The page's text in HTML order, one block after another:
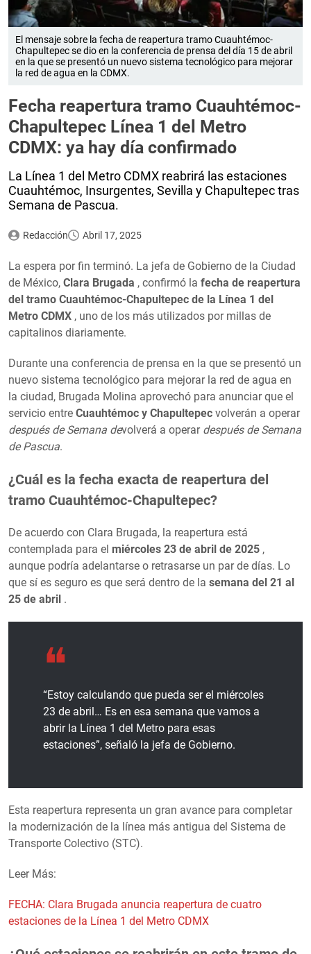
El mensaje sobre la fecha de reapertura tramo Cuauhtémoc-
Chapultepec se dio en la conferencia de prensa del día 15 de abril
en la que se presentó un nuevo sistema tecnológico para mejorar
la red de agua en la CDMX.
Fecha reapertura tramo Cuauhtémoc-
Chapultepec Línea 1 del Metro
CDMX: ya hay día confirmado
La Línea 1 del Metro CDMX reabrirá las estaciones
Cuauhtémoc, Insurgentes, Sevilla y Chapultepec tras
Semana de Pascua.
Redacción Abril 17, 2025
La espera por fin terminó. La jefa de Gobierno de la Ciudad
de México, Clara Brugada , confirmó la fecha de reapertura
del tramo Cuauhtémoc-Chapultepec de la Línea 1 del
Metro CDMX , uno de los más utilizados por millas de
capitalinos diariamente.
Durante una conferencia de prensa en la que se presentó un
nuevo sistema tecnológico para mejorar la red de agua en
la ciudad, Brugada Molina aprovechó para anunciar que el
servicio entre Cuauhtémoc y Chapultepec volverán a operar
después deSemana devolverá a operar después de Semana
de Pascua.
¿Cuál es la fecha exacta de reapertura del
tramo Cuauhtémoc-Chapultepec?
De acuerdo con Clara Brugada, la reapertura está
contemplada para el miércoles 23 de abril de 2025 ,
aunque podría adelantarse o retrasarse un par de días. Lo
que sí es seguro es que será dentro de la semana del 21 al
25 de abril .
“Estoy calculando que pueda ser el miércoles
23 de abril… Es en esa semana que vamos a
abrir la Línea 1 del Metro para esas
estaciones”, señaló la jefa de Gobierno.
Esta reapertura representa un gran avance para completar
la modernización de la línea más antigua del Sistema de
Transporte Colectivo (STC).
Leer Más:
FECHA: Clara Brugada anuncia reapertura de cuatro
estaciones de la Línea 1 del Metro CDMX